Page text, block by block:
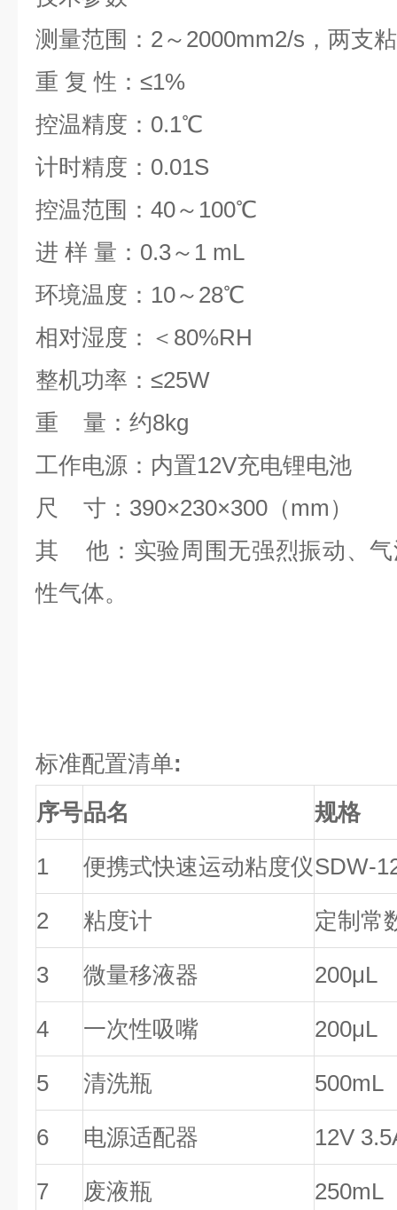
测量范围：2～2000mm2/s，两支
重 复 性：≤1%
控温精度：0.1℃
计时精度：0.01S
控温范围：40～100℃
进 样 量：0.3～1 mL
环境温度：10～28℃
相对湿度：＜80%RH
整机功率：≤25W
重 量：约8kg
工作电源：内置12V充电锂电池
尺 寸：390×230×300（mm）
其 他：实验周围无强烈振动、气
性气体。
标准配置清单:
序号品名 规格
1 便携式快速运动粘度仪SDW-
2 粘度计 定制常
3 微量移液器 200μL
4 一次性吸嘴 200μL
5 清洗瓶 500mL
6 电源适配器 12V
7 废液瓶 250mL